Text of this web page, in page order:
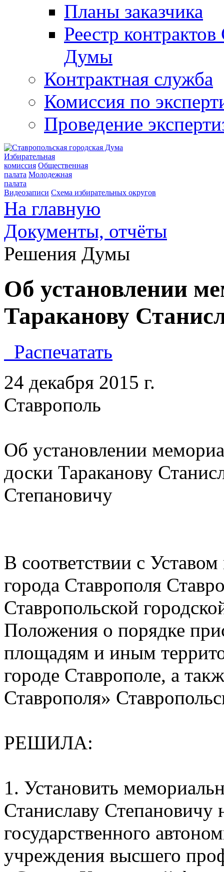
Планы заказчика
Реестр
Думы
Контрактная служба
Комиссия по
Проведение
Избирательная
комиссия Общественная
палата Молодежная
палата
Видеозаписи Схема избирательных округов
На главную
Документы, отчёты
Решения Думы
Об установлении
Тараканову
Распечатать
24 декабря
Об установлении
доски Тараканову
Степановичу
В соответствии с
города Ставрополя
Ставропольской
Положения о порядке
площадям и иным
городе Ставрополе, а
Ставрополя»
РЕШИЛА:
1. Установить
Станиславу Степановичу
государственного
учреждения высшего